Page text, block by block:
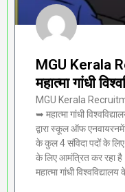
MGU Kerala
महात्मा गांधी
MGU Kerala
➥ महात्मा गांधी
द्वारा स्कूल ऑफ
के कुल 4 संविदा पदों के
के लिए आमंत्रित कर
महात्मा गांधी विश्वविद्यालय